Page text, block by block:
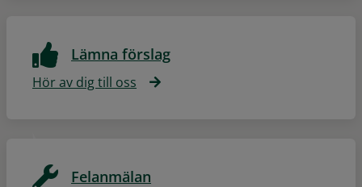
Lämna förslag
Hör av dig till oss
Felanmälan